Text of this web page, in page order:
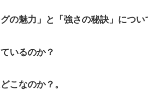
の魅力」と「強さの秘訣」につい
いるのか？
こなのか？。